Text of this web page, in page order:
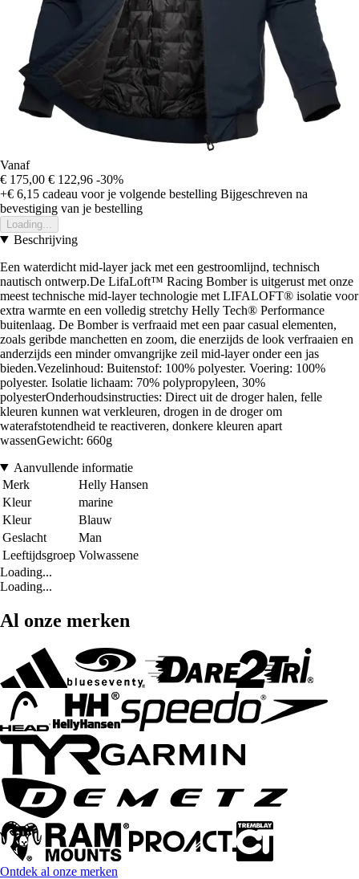
Vanaf
€ 175,00 € 122,96 -30%
+€ 6,15 cadeau voor je volgende bestelling Bijgeschreven na
bevestiging van je bestelling
Loading...
Beschrijving
Een waterdicht mid-layer jack met een gestroomlijnd, technisch
nautisch ontwerp.De LifaLoft™ Racing Bomber is uitgerust met onze
meest technische mid-layer technologie met LIFALOFT® isolatie voor
extra warmte en een volledig stretchy Helly Tech® Performance
buitenlaag. De Bomber is verfraaid met een paar casual elementen,
zoals geribde manchetten en zoom, die enerzijds de look verfraaien en
anderzijds een minder omvangrijke zeil mid-layer onder een jas
bieden.Vezelinhoud: Buitenstof: 100% polyester. Voering: 100%
polyester. Isolatie lichaam: 70% polypropyleen, 30%
polyesterOnderhoudsinstructies: Direct uit de droger halen, felle
kleuren kunnen wat verkleuren, drogen in de droger om
waterafstotendheid te reactiveren, donkere kleuren apart
wassenGewicht: 660g
Aanvullende informatie
Merk
Helly Hansen
Kleur
marine
Kleur
Blauw
Geslacht
Man
Leeftijdsgroep Volwassene
Loading...
Loading...
Al onze merken
Ontdek al onze merken